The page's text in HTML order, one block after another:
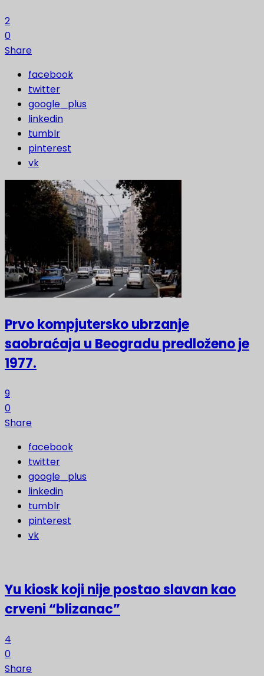
2
0
Share
facebook
twitter
google_plus
linkedin
tumblr
pinterest
vk
Prvo kompjutersko ubrzanje
saobraćaja u Beogradu predloženo je
1977.
9
0
Share
facebook
twitter
google_plus
linkedin
tumblr
pinterest
vk
Yu kiosk koji nije postao slavan kao
crveni “blizanac”
4
0
Share